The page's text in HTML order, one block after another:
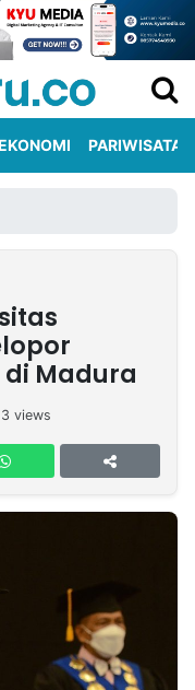
PARIWISATA
Madura
3 views